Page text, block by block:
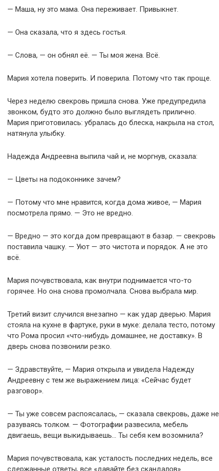
— Маша, ну это мама. Она переживает. Привыкнет.
— Она сказала, что я здесь гостья.
— Слова, — он обнял её. — Ты моя жена. Всё.
Мария хотела поверить. И поверила. Потому что так проще.
Через неделю свекровь пришла снова. Уже предупредила
звонком, будто это должно было выглядеть прилично.
Мария приготовилась: убралась до блеска, накрыла на стол,
натянула улыбку.
Надежда Андреевна выпила чай и, не моргнув, сказала:
— Цветы на подоконнике зачем?
— Потому что мне нравится, когда дома живое, — Мария
посмотрела прямо. — Это не вредно.
— Вредно — это когда дом превращают в базар. — свекровь
поставила чашку. — Уют — это чистота и порядок. А не это
всё.
Мария почувствовала, как внутри поднимается что-то
горячее. Но она снова промолчала. Снова выбрала мир.
Третий визит случился внезапно — как удар дверью. Мария
стояла на кухне в фартуке, руки в муке: делала тесто, потому
что Рома просил «что-нибудь домашнее, не доставку». В
дверь снова позвонили резко.
— Здравствуйте, — Мария открыла и увидела Надежду
Андреевну с тем же выражением лица: «Сейчас будет
разговор».
— Ты уже совсем распоясалась, — сказала свекровь, даже не
разуваясь толком. — Фотографии развесила, мебель
двигаешь, вещи выкидываешь… Ты себя кем возомнила?
Мария почувствовала, как усталость последних недель, все
сдержанные ответы, все «давайте без скандалов»